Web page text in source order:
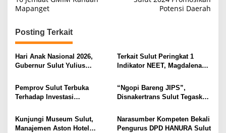
v
g
a
s
p
o
s
Mapanget
Potensi Daerah
Posting Terkait
Hari Anak Nasional 2026,
Gubernur Sulut Yulius
Ruang Aman Bagi Anak, di
Lingkungan Fisik Maupun di
Ruang Digital
Terkait Sulut Peringkat 1
Indikator NEET, Magdalena
Secara Proposional, Agar
Tidak Timbul Persepsi Keliru
Pemprov Sulut Terbuka
Terhadap Investasi
“Ngopi Bareng JIPS”,
Disnakertrans Sulut Tegaskan
Pekerja dari Ancaman PHK
Kunjungi Museum Sulut,
Manajemen Aston Hotel
Narasumber Kompeten Bekali
Pengurus DPD HANURA Sulut